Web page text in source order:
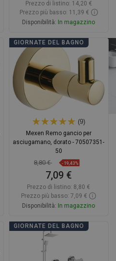
Prezzo di listino: 14,20 €
Prezzo più basso: 11,39 €
Disponibilità: In magazzino
Aggiungi al carrello
Preferito
Confrontare
GIORNATE DEL BAGNO
(9)
Mexen Remo gancio per
asciugamano, dorato - 70507351-
50
8,80 € -19,43%
7,09 €
Prezzo di listino: 8,80 €
Prezzo più basso: 7,09 €
Disponibilità: In magazzino
Aggiungi al carrello
Confrontare
GIORNATE DEL BAGNO